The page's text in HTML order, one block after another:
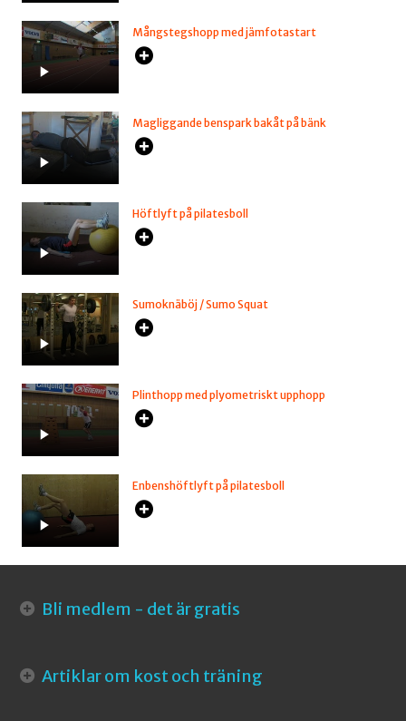
Mångstegshopp med jämfotastart
Magliggande benspark bakåt på bänk
Höftlyft på pilatesboll
Sumoknäböj / Sumo Squat
Plinthopp med plyometriskt upphopp
Enbenshöftlyft på pilatesboll
Bli medlem - det är gratis
Artiklar om kost och träning